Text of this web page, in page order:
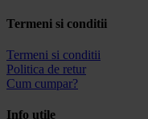
Termeni si conditii
Termeni si conditii
Politica de retur
Cum cumpar?
Info utile